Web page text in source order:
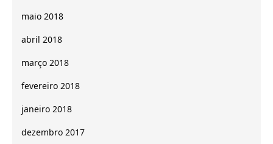
maio 2018
abril 2018
março 2018
fevereiro 2018
janeiro 2018
dezembro 2017